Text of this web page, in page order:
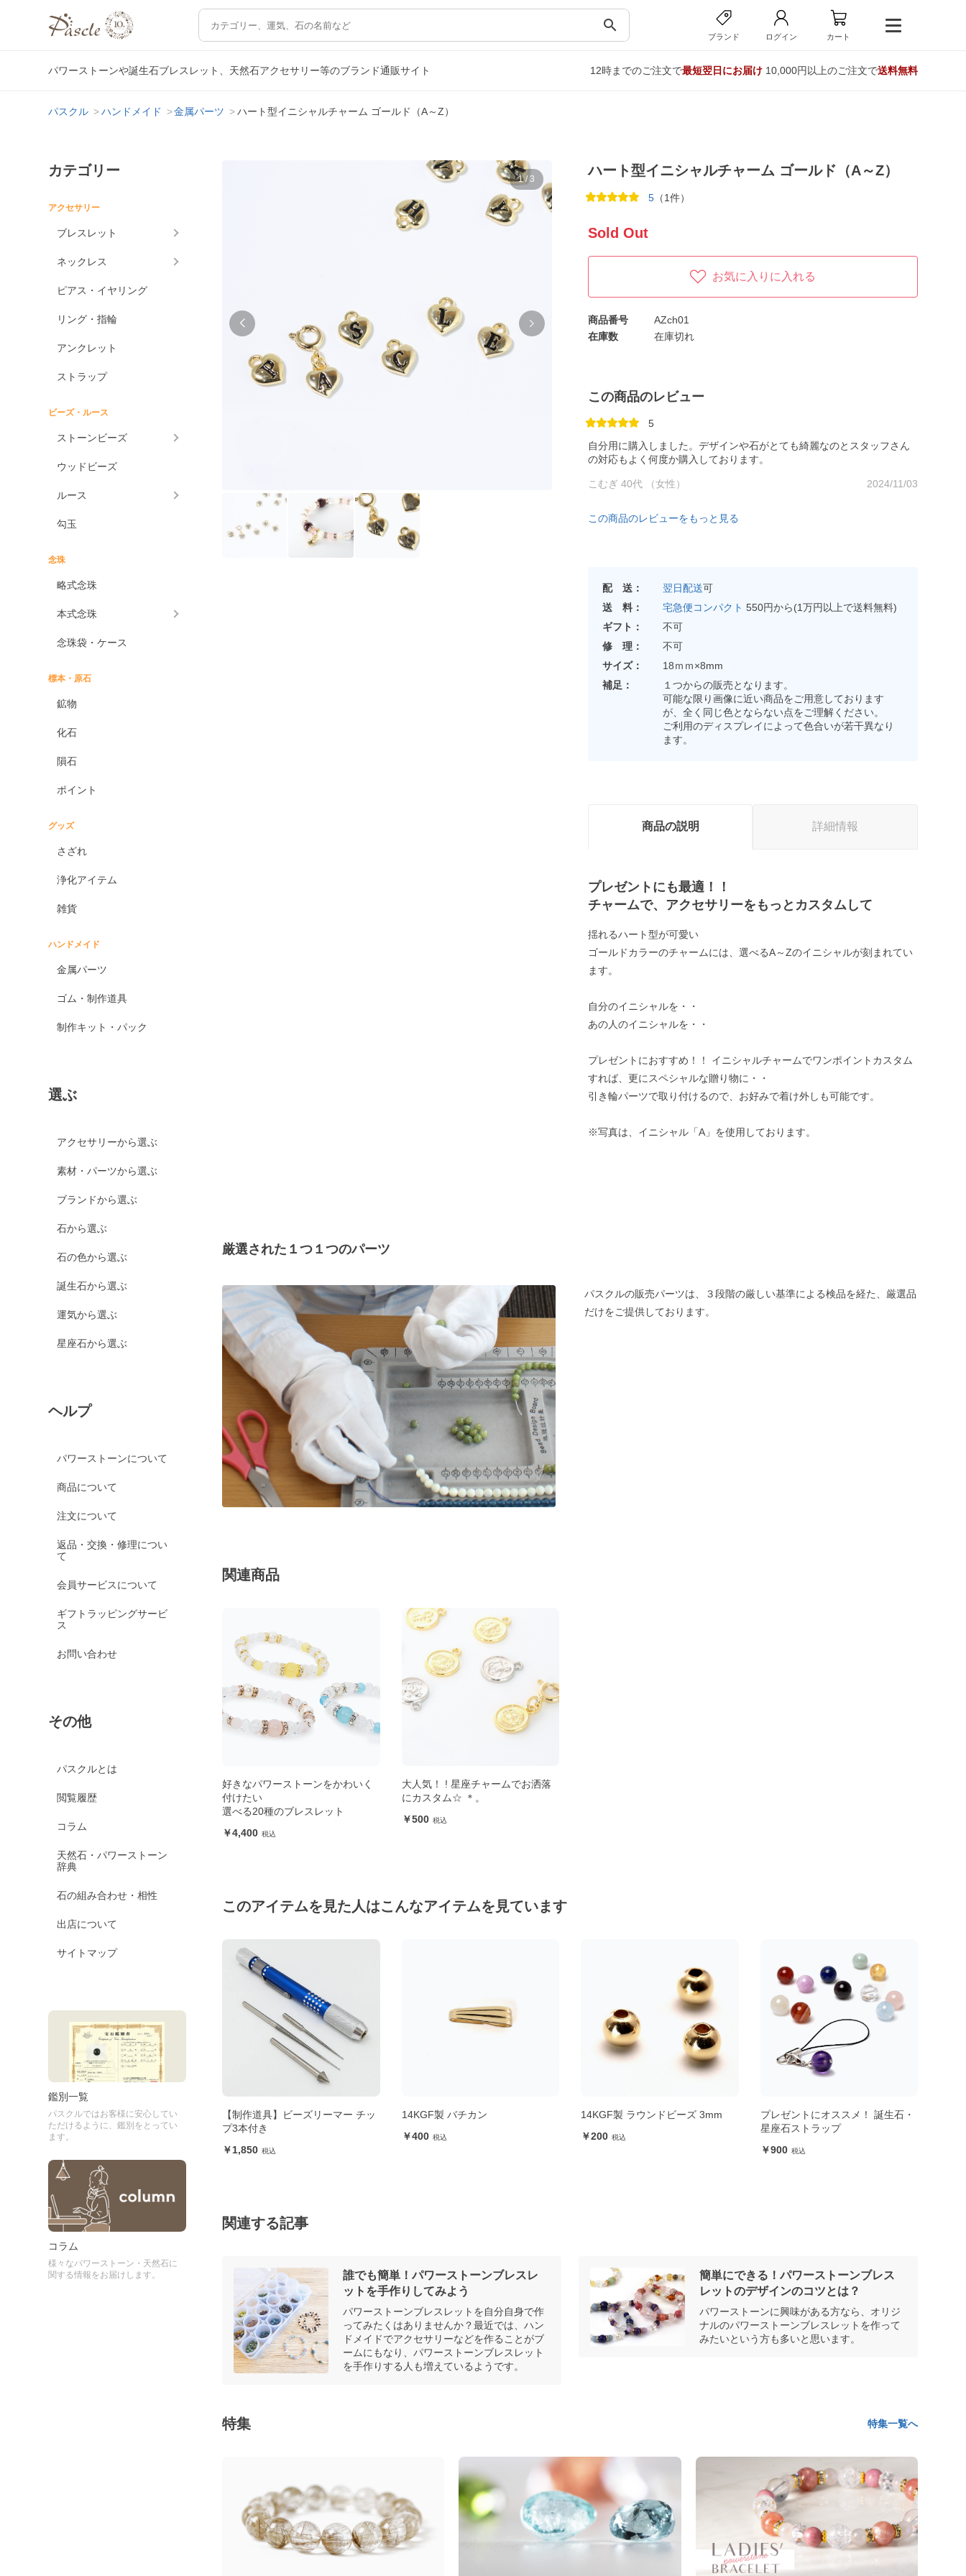
search
ブランド ログイン カート
パワーストーンや誕生石ブレスレット、天然石アクセサリー等のブランド通販サイト 12時までのご注文で最短翌日にお届け10,000円以上のご注文で送料無料
パスクル ハンドメイド 金属パーツ ハート型イニシャルチャーム ゴールド（A～Z）
カテゴリー
アクセサリー
ブレスレット
ネックレス
ピアス・イヤリング
リング・指輪
アンクレット
ストラップ
ビーズ・ルース
ストーンビーズ
ウッドビーズ
ルース
勾玉
念珠
略式念珠
本式念珠
念珠袋・ケース
標本・原石
鉱物
化石
隕石
ポイント
グッズ
さざれ
浄化アイテム
雑貨
ハンドメイド
金属パーツ
ゴム・制作道具
制作キット・パック
選ぶ
アクセサリーから選ぶ
素材・パーツから選ぶ
ブランドから選ぶ
石から選ぶ
石の色から選ぶ
誕生石から選ぶ
運気から選ぶ
星座石から選ぶ
ヘルプ
パワーストーンについて
商品について
注文について
返品・交換・修理につい
て
会員サービスについて
ギフトラッピングサービ
ス
お問い合わせ
その他
パスクルとは
閲覧履歴
コラム
天然石・パワーストーン
辞典
石の組み合わせ・相性
出店について
サイトマップ
鑑別一覧
パスクルではお客様に安心してい
ただけるように、鑑別をとってい
ます。
コラム
様々なパワーストーン・天然石に
関する情報をお届けします。
1/ 3
ハート型イニシャルチャーム ゴールド（A～Z）
5（1件）
Sold Out
お気に入りに入れる
商品番号
AZch01
在庫数
在庫切れ
この商品のレビュー
5
自分用に購入しました。デザインや石がとても綺麗なのとスタッフさん
の対応もよく何度か購入しております。
こむぎ 40代 （女性） 2024/11/03
この商品のレビューをもっと見る
配 送： 翌日配送可
送 料：
宅急便コンパクト 550円から(1万円以上で送料無料)
ギフト：
不可
修 理：
不可
サイズ：
18ｍｍ×8mm
補足：
１つからの販売となります。
可能な限り画像に近い商品をご用意しております
が、全く同じ色とならない点をご理解ください。
ご利用のディスプレイによって色合いが若干異なり
ます。
商品の説明 詳細情報
プレゼントにも最適！！
チャームで、アクセサリーをもっとカスタムして
揺れるハート型が可愛い
ゴールドカラーのチャームには、選べるA～Zのイニシャルが刻まれてい
ます。
自分のイニシャルを・・
あの人のイニシャルを・・
プレゼントにおすすめ！！ イニシャルチャームでワンポイントカスタム
すれば、更にスペシャルな贈り物に・・
引き輪パーツで取り付けるので、お好みで着け外しも可能です。
※写真は、イニシャル「A」を使用しております。
厳選された１つ１つのパーツ
パスクルの販売パーツは、３段階の厳しい基準による検品を経た、厳選品
だけをご提供しております。
関連商品
好きなパワーストーンをかわいく
付けたい
選べる20種のブレスレット
4,400
大人気！ ! 星座チャームでお洒落
にカスタム☆ ＊。
500
このアイテムを見た人はこんなアイテムを見ています
【制作道具】ビーズリーマー チッ
プ3本付き
14KGF製 バチカン
400
14KGF製 ラウンドビーズ 3mm
200
プレゼントにオススメ！ 誕生石・
14KGF製 9ピン（1個単位） 線径
0.5mm 長さ38mm
400
関連する記事
誰でも簡単！パワーストーンブレスレ
ットを手作りしてみよう
パワーストーンブレスレットを自分自身で作
ってみたくはありませんか？最近では、ハン
ドメイドでアクセサリーなどを作ることがブ
ームにもなり、パワーストーンブレスレット
を手作りする人も増えているようです。
簡単にできる！パワーストーンブレス
レットのデザインのコツとは？
パワーストーンに興味がある方なら、オリジ
ナルのパワーストーンブレスレットを作って
みたいという方も多いと思います。
特集 特集一覧へ